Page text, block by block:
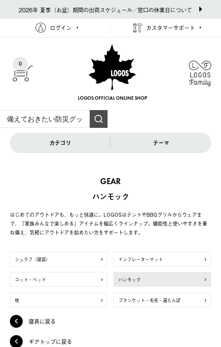
2026年 夏季（お盆）期間の出荷スケジュール／窓口の休業日について
ログイン カスタマーサポート
0
LOGOS OFFICIAL ONLINE SHOP
カテゴリ テーマ
GEAR
ハンモック
はじめてのアウトドアも、もっと快適に。LOGOSはテントやBBQグリルからウェアま
で、「家族みんなで楽しめる」アイテムを幅広くラインナップ。機能性と使いやすさを兼
ね備え、気軽にアウトドアを始めたい方をサポートします。
シュラフ（寝袋） インフレーターマット
コット・ベッド ハンモック
枕 ブランケット・毛布・湯たんぽ
寝具に戻る
ギアトップに戻る